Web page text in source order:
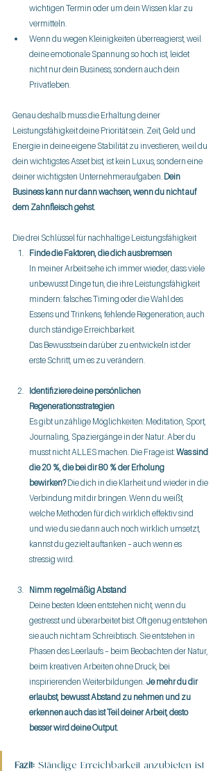
wichtigen Termin oder um dein Wissen klar zu
vermitteln.
Wenn du wegen Kleinigkeiten überreagierst, weil
deine emotionale Spannung so hoch ist, leidet
nicht nur dein Business, sondern auch dein
Privatleben.
Genau deshalb muss die Erhaltung deiner
Leistungsfähigkeit deine Priorität sein. Zeit, Geld und
Energie in deine eigene Stabilität zu investieren, weil du
dein wichtigstes Asset bist, ist kein Luxus, sondern eine
deiner wichtigsten Unternehmeraufgaben. Dein
Business kann nur dann wachsen, wenn du nicht auf
dem Zahnfleisch gehst.
Die drei Schlüssel für nachhaltige Leistungsfähigkeit
Finde die Faktoren, die dich ausbremsen
In meiner Arbeit sehe ich immer wieder, dass viele
unbewusst Dinge tun, die ihre Leistungsfähigkeit
mindern: falsches Timing oder die Wahl des
Essens und Trinkens, fehlende Regeneration, auch
durch ständige Erreichbarkeit.
Das Bewusstsein darüber zu entwickeln ist der
erste Schritt, um es zu verändern.
Identifiziere deine persönlichen
Regenerationsstrategien
Es gibt unzählige Möglichkeiten: Meditation, Sport,
Journaling, Spaziergänge in der Natur. Aber du
musst nicht ALLES machen. Die Frage ist: Was sind
die 20 %, die bei dir 80 % der Erholung
bewirken? Die dich in die Klarheit und wieder in die
Verbindung mit dir bringen. Wenn du weißt,
welche Methoden für dich wirklich effektiv sind
und wie du sie dann auch noch wirklich umsetzt,
kannst du gezielt auftanken – auch wenn es
stressig wird.
Nimm regelmäßig Abstand
Deine besten Ideen entstehen nicht, wenn du
gestresst und überarbeitet bist. Oft genug entstehen
sie auch nicht am Schreibtisch. Sie entstehen in
Phasen des Leerlaufs – beim Beobachten der Natur,
beim kreativen Arbeiten ohne Druck, bei
inspirierenden Weiterbildungen. Je mehr du dir
erlaubst, bewusst Abstand zu nehmen und zu
erkennen auch das ist Teil deiner Arbeit, desto
besser wird deine Output.
Fazit: Ständige Erreichbarkeit anzubieten ist